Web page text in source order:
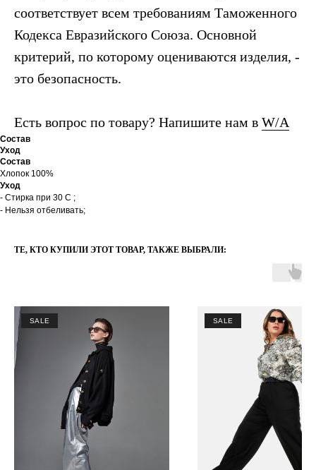
соответствует всем требованиям Таможенного
Кодекса Евразийского Союза. Основной
критерий, по которому оцениваются изделия, -
это безопасность.
Есть вопрос по товару? Напишите нам в W/A
Состав
Уход
Состав
Хлопок 100%
Уход
- Стирка при 30 С ;
- Нельзя отбеливать;
ТЕ, КТО КУПИЛИ ЭТОТ ТОВАР, ТАКЖЕ ВЫБРАЛИ:
SALE SALE